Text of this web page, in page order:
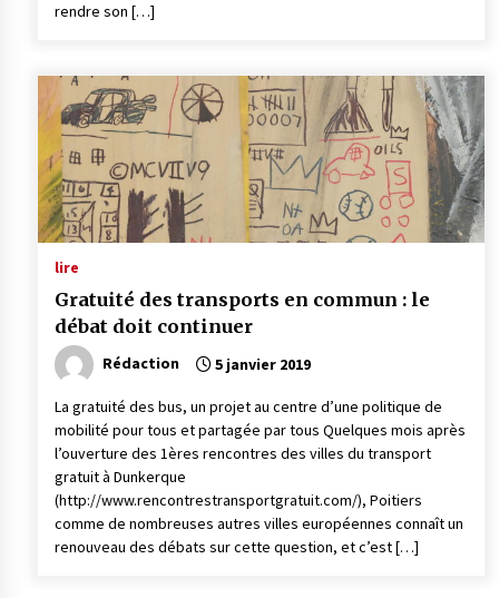
rendre son […]
lire
Gratuité des transports en commun : le
débat doit continuer
Rédaction 5 janvier 2019
La gratuité des bus, un projet au centre d’une politique de
mobilité pour tous et partagée par tous Quelques mois après
l’ouverture des 1ères rencontres des villes du transport
gratuit à Dunkerque
(http://www.rencontrestransportgratuit.com/), Poitiers
comme de nombreuses autres villes européennes connaît un
renouveau des débats sur cette question, et c’est […]